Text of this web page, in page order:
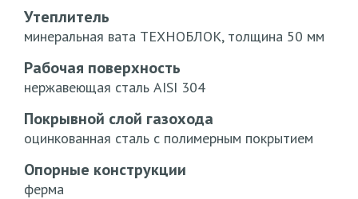
Утеплитель
минеральная вата ТЕХНОБЛОК, толщина 50 мм
Рабочая поверхность
нержавеющая сталь AISI 304
Покрывной слой газохода
оцинкованная сталь с полимерным покрытием
Опорные конструкции
ферма